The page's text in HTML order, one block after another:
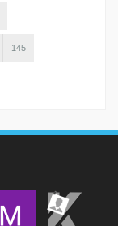
145